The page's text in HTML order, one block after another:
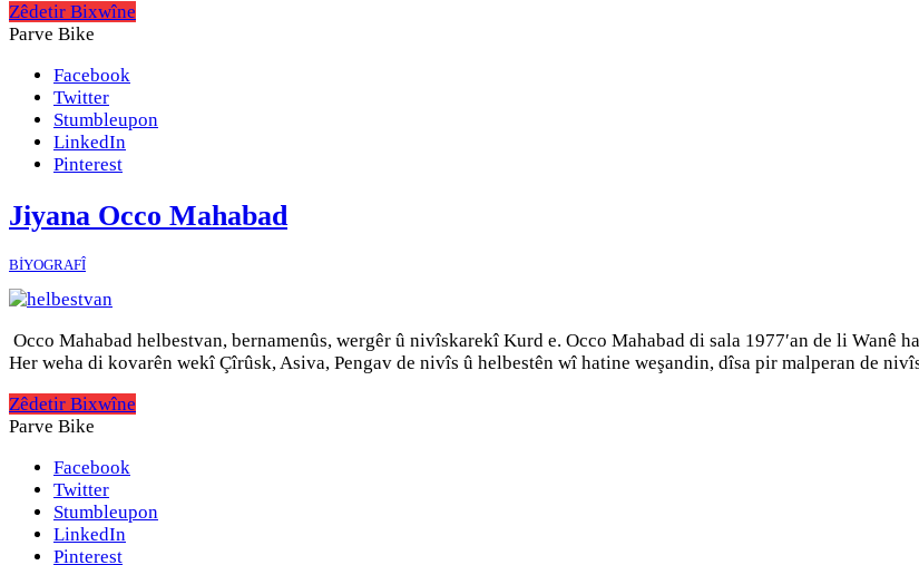
Zêdetir Bixwîne
Parve Bike
Facebook
Twitter
Stumbleupon
LinkedIn
Pinterest
Jiyana Occo Mahabad
BİYOGRAFÎ
Occo Mahabad helbestvan, bernamenûs, wergêr û nivîskarekî Kurd e. Occo Mahabad di sala 1977′an de li Wanê
Her weha di kovarên wekî Çîrûsk, Asiva, Pengav de nivîs û helbestên wî hatine weşandin, dîsa pir malperan de
Zêdetir Bixwîne
Parve Bike
Facebook
Twitter
Stumbleupon
LinkedIn
Pinterest